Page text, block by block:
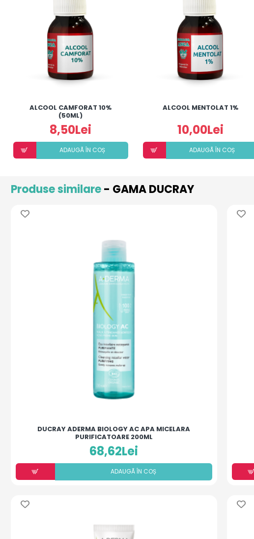
ALCOOL CAMFORAT 10%
(50ML)
8,50Lei
ADAUGÃ ÎN COȘ
ALCOOL MENTOLAT 1%
10,00Lei
ADAUGÃ ÎN COȘ
Produse similare- GAMA DUCRAY
DUCRAY ADERMA BIOLOGY AC APA MICELARA
PURIFICATOARE 200ML
68,62Lei
ADAUGÃ ÎN COȘ